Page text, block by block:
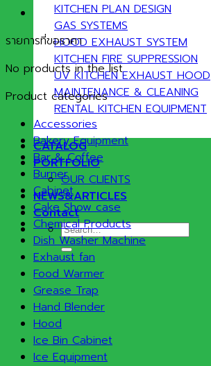
KITCHEN PLAN DESIGN
GAS SYSTEMS
HOOD EXHAUST SYSTEM
KITCHEN FIRE SUPPRESSION
UV KITCHEN EXHAUST HOOD
MAINTENANCE & CLEANING
RENTAL KITCHEN EQUIPMENT
CATALOG
PORTFOLIO
OUR CLIENTS
NEWS&ARTICLES
Contact
Search
for:
รายการที่ขอราคา
No products in the list
Product categories
Accessories
Bakery Equipment
Bar & Coffee
Burner
Cabinet
Cake Show case
Chemical Products
Dish Washer Machine
Exhaust fan
Food Warmer
Grease Trap
Hand Blender
Hood
Ice Bin Cabinet
Ice Equipment